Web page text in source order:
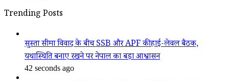
Trending Posts
सुस्ता सीमा विवाद के बीच SSB और APF की हाई-लेवल बैठक,
यथास्थिति बनाए रखने पर नेपाल का बड़ा आश्वासन
42 seconds ago